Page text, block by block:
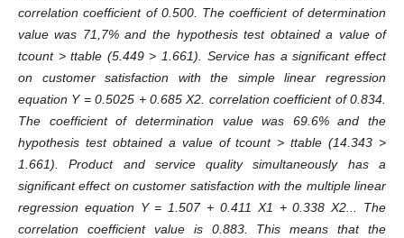
correlation coefficient of 0.500. The coefficient of determination
value was 71,7% and the hypothesis test obtained a value of
tcount > ttable (5.449 > 1.661). Service has a significant effect
on customer satisfaction with the simple linear regression
equation Y = 0.5025 + 0.685 X2. correlation coefficient of 0.834.
The coefficient of determination value was 69.6% and the
hypothesis test obtained a value of tcount > ttable (14.343 >
1.661). Product and service quality simultaneously has a
significant effect on customer satisfaction with the multiple linear
regression equation Y = 1.507 + 0.411 X1 + 0.338 X2... The
correlation coefficient value is 0.883. This means that the